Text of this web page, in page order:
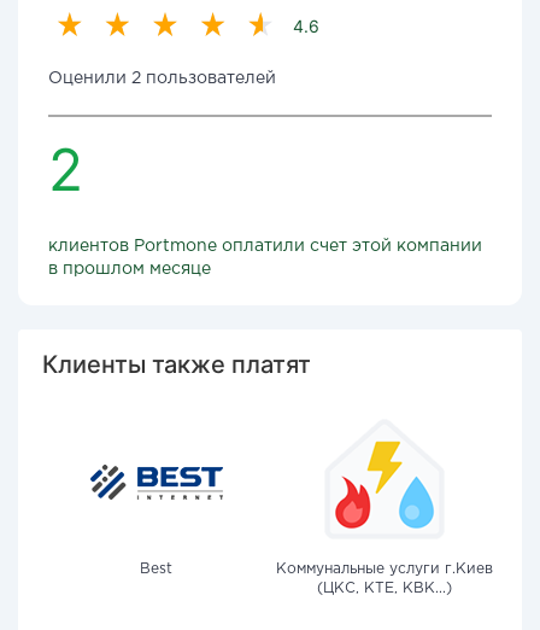
4.6
Оценили 2 пользователей
2
клиентов Portmone оплатили счет этой компании
в прошлом месяце
Клиенты также платят
Best
Коммунальные услуги г.Киев
(ЦКС, КТЕ, КВК...)